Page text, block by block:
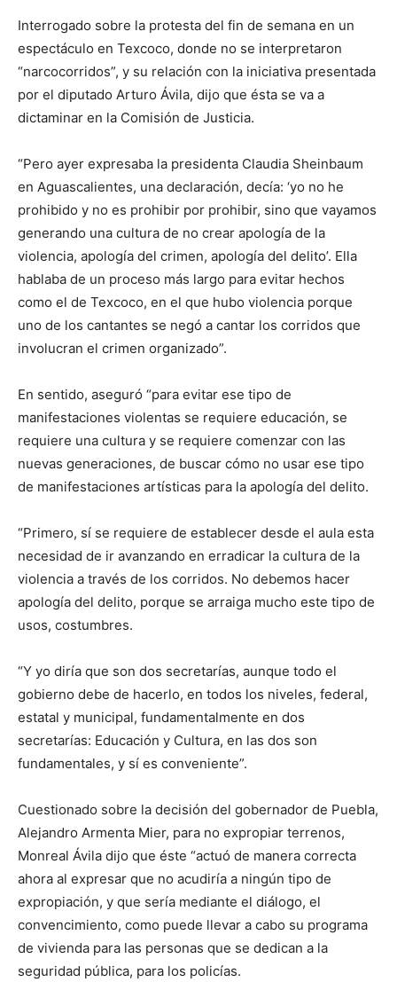
Interrogado sobre la protesta del fin de semana en un
espectáculo en Texcoco, donde no se interpretaron
“narcocorridos”, y su relación con la iniciativa presentada
por el diputado Arturo Ávila, dijo que ésta se va a
dictaminar en la Comisión de Justicia.
“Pero ayer expresaba la presidenta Claudia Sheinbaum
en Aguascalientes, una declaración, decía: ‘yo no he
prohibido y no es prohibir por prohibir, sino que vayamos
generando una cultura de no crear apología de la
violencia, apología del crimen, apología del delito’. Ella
hablaba de un proceso más largo para evitar hechos
como el de Texcoco, en el que hubo violencia porque
uno de los cantantes se negó a cantar los corridos que
involucran el crimen organizado”.
En sentido, aseguró “para evitar ese tipo de
manifestaciones violentas se requiere educación, se
requiere una cultura y se requiere comenzar con las
nuevas generaciones, de buscar cómo no usar ese tipo
de manifestaciones artísticas para la apología del delito.
“Primero, sí se requiere de establecer desde el aula esta
necesidad de ir avanzando en erradicar la cultura de la
violencia a través de los corridos. No debemos hacer
apología del delito, porque se arraiga mucho este tipo de
usos, costumbres.
“Y yo diría que son dos secretarías, aunque todo el
gobierno debe de hacerlo, en todos los niveles, federal,
estatal y municipal, fundamentalmente en dos
secretarías: Educación y Cultura, en las dos son
fundamentales, y sí es conveniente”.
Cuestionado sobre la decisión del gobernador de Puebla,
Alejandro Armenta Mier, para no expropiar terrenos,
Monreal Ávila dijo que éste “actuó de manera correcta
ahora al expresar que no acudiría a ningún tipo de
expropiación, y que sería mediante el diálogo, el
convencimiento, como puede llevar a cabo su programa
de vivienda para las personas que se dedican a la
seguridad pública, para los policías.